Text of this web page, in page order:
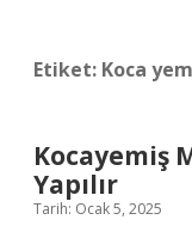
Etiket: Koca
Kocayemiş
Yapılır
Tarih: Ocak 5, 2025